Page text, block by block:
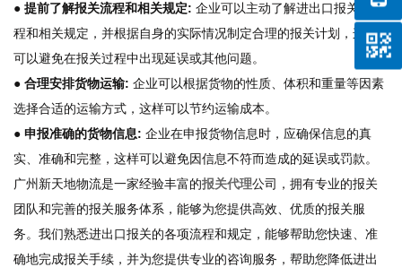
● 提前了解报关流程和相关规定: 企业可以主动了解进出口报关的流
程和相关规定，并根据自身的实际情况制定合理的报关计划，这样
可以避免在报关过程中出现延误或其他问题。
● 合理安排货物运输: 企业可以根据货物的性质、体积和重量等因素
选择合适的运输方式，这样可以节约运输成本。
● 申报准确的货物信息: 企业在申报货物信息时，应确保信息的真
实、准确和完整，这样可以避免因信息不符而造成的延误或罚款。
广州新天地物流是一家经验丰富的报关代理公司，拥有专业的报关
团队和完善的报关服务体系，能够为您提供高效、优质的报关服
务。我们熟悉进出口报关的各项流程和规定，能够帮助您快速、准
确地完成报关手续，并为您提供专业的咨询服务，帮助您降低进出